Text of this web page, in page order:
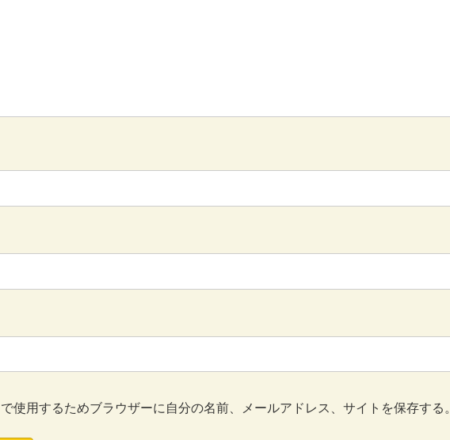
使用するためブラウザーに自分の名前、メールアドレス、サイトを保存する。